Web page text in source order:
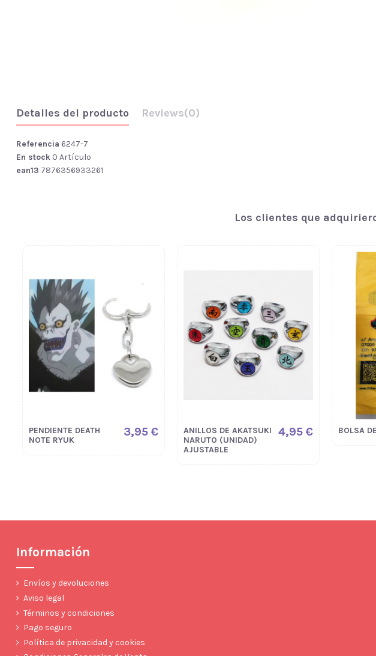
Detalles del producto Reviews(0)
Referencia 6247-7
En stock 0 Artículo
ean13 7876356933261
Los clientes que
PENDIENTE DEATH
NOTE RYUK
3,95 €
ANILLOS DE AKATSUKI
NARUTO (UNIDAD)
AJUSTABLE
4,95 € BOLSA
Información
Envíos y devoluciones
Aviso legal
Términos y condiciones
Pago seguro
Política de privacidad y cookies